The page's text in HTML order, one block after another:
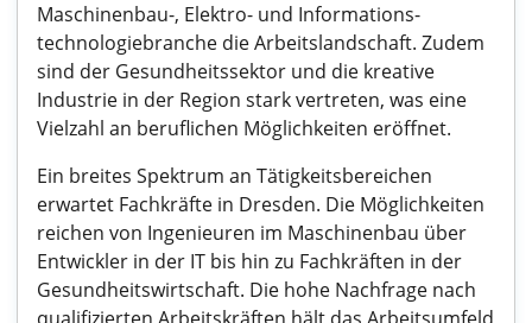
Maschinenbau-, Elektro- und Informations-
technologiebranche die Arbeitslandschaft. Zudem
sind der Gesundheitssektor und die kreative
Industrie in der Region stark vertreten, was eine
Vielzahl an beruflichen Möglichkeiten eröffnet.
Ein breites Spektrum an Tätigkeitsbereichen
erwartet Fachkräfte in Dresden. Die Möglichkeiten
reichen von Ingenieuren im Maschinenbau über
Entwickler in der IT bis hin zu Fachkräften in der
Gesundheitswirtschaft. Die hohe Nachfrage nach